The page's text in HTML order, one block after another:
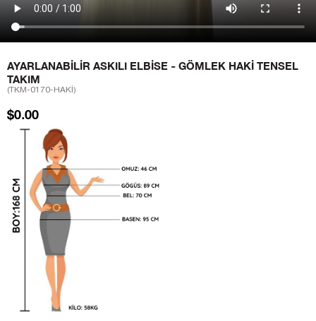
AYARLANABILIR ASKILI ELBISE - GÖMLEK HAKI TENSEL
TAKIM
(TKM-0170-HAKİ)
$0.00